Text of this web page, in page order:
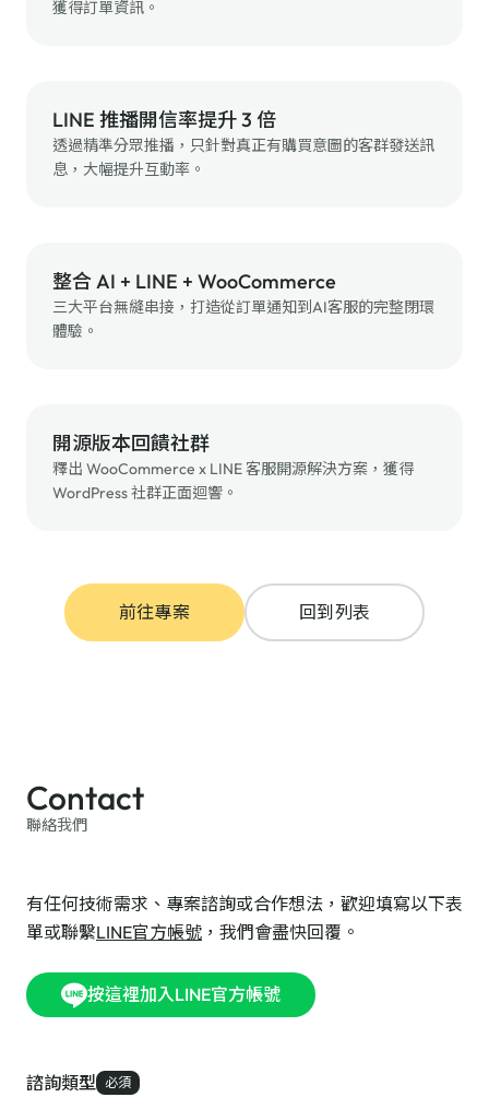
獲得訂單資訊。
LINE 推播開信率提升 3 倍
透過精準分眾推播，只針對真正有購買意圖的客群發送訊
息，大幅提升互動率。
整合 AI + LINE + WooCommerce
三大平台無縫串接，打造從訂單通知到AI客服的完整閉環
體驗。
開源版本回饋社群
釋出 WooCommerce x LINE 客服開源解決方案，獲得
WordPress 社群正面迴響。
前往專案 回到列表
Contact
聯絡我們
有任何技術需求、專案諮詢或合作想法，歡迎填寫以下表
單或聯繫LINE官方帳號 ，我們會盡快回覆。
按這裡加入LINE官方帳號
諮詢類型 必須